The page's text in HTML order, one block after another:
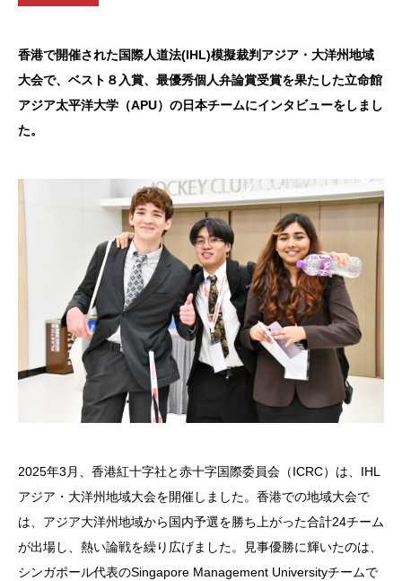
香港で開催された国際人道法(IHL)模擬裁判アジア・大洋州地域
大会で、ベスト８入賞、最優秀個人弁論賞受賞を果たした立命館
アジア太平洋大学（APU）の日本チームにインタビューをしまし
た。
2025年3月、香港紅十字社と赤十字国際委員会（ICRC）は、IHL
アジア・大洋州地域大会を開催しました。香港での地域大会で
は、アジア大洋州地域から国内予選を勝ち上がった合計24チーム
が出場し、熱い論戦を繰り広げました。見事優勝に輝いたのは、
シンガポール代表のSingapore Management Universityチームで